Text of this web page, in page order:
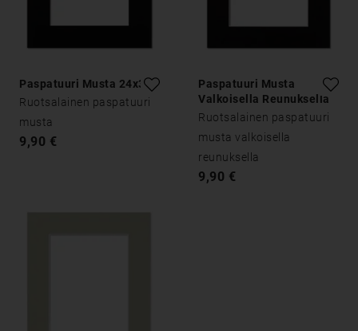
Paspatuuri Musta 24x30
Ruotsalainen paspatuuri
musta
9,90 €
Paspatuuri Musta
Valkoisella Reunuksella
24x30
Ruotsalainen paspatuuri
musta valkoisella
reunuksella
9,90 €